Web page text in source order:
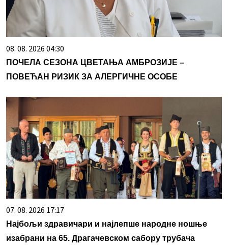
08. 08. 2026 04:30
ПОЧЕЛА СЕЗОНА ЦВЕТАЊА АМБРОЗИЈЕ –
ПОВЕЋАН РИЗИК ЗА АЛЕРГИЧНЕ ОСОБЕ
07. 08. 2026 17:17
Најбољи здравичари и најлепше народне ношње
изабрани на 65. Драгачевском сабору трубача